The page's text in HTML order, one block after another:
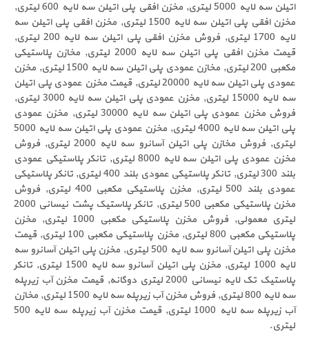
اتیلن سه لایه 5000 لیتری, مخزن افقی پلی اتیلن سه لایه 600 لیتری,
مخزن افقی پلی اتیلن سه لایه 1500 لیتری, مخزن افقی پلی اتیلن سه
لایه 1700 لیتری, فروش مخزن افقی پلی اتیلن سه لایه 200 لیتری,
قیمت مخزن افقی پلی اتیلن سه لایه 2000 لیتری, مخازن پلاستیکی
مکعبی 200 لیتری, مخازن عمودی پلی اتیلن سه لایه 1500 لیتری, مخزن
عمودی پلی اتیلن سه لایه 20000 لیتری, قیمت مخزن عمودی پلی اتیلن
سه لایه 15000 لیتری, مخزن عمودی پلی اتیلن سه لایه 3000 لیتری,
فروش مخزن عمودی پلی اتیلن سه لایه 30000 لیتری, مخزن عمودی
پلی اتیلن سه لایه 4000 لیتری, مخزن عمودی پلی اتیلن سه لایه 5000
لیتری, فروش مخازن پلی اتیلن آسانرو سه لایه 2000 لیتری, فروش
مخزن عمودی پلی اتیلن سه لایه 8000 لیتری, تانکر پلاستیکی عمودی
بلند 300 لیتری, تانکر پلاستیکی عمودی بلند 400 لیتری, تانکر پلاستیکی
عمودی بلند 500 لیتری, مخزن پلاستیکی مکعبی 400 لیتری, فروش
مخزن پلاستیکی مکعبی 500 لیتری, تانکر پلاستیک پشت نیسانی 2000
لیتری معمولی, فروش مخزن پلاستیکی مکعبی 1000 لیتری, مخزن
پلاستیکی مکعبی 800 لیتری, مخزن پلاستیکی مکعبی 100 لیتری, قیمت
مخزن پلی اتیلن آسانرو سه لایه 500 لیتری, مخزن پلی اتیلن آسانرو سه
لایه 1000 لیتری, مخزن پلی اتیلن آسانرو سه لایه 1500 لیتری, تانکر
پلاستیک تک لایه نیسانی 2000 لیتری دوگانه, قیمت مخزن آب زیرپله
سه لایه 800 لیتری, فروش مخزن آب زیرپله سه لایه 1500 لیتری, مخازن
آب زیرپله سه لایه 1000 لیتری, قیمت مخزن آب زیرپله سه لایه 500